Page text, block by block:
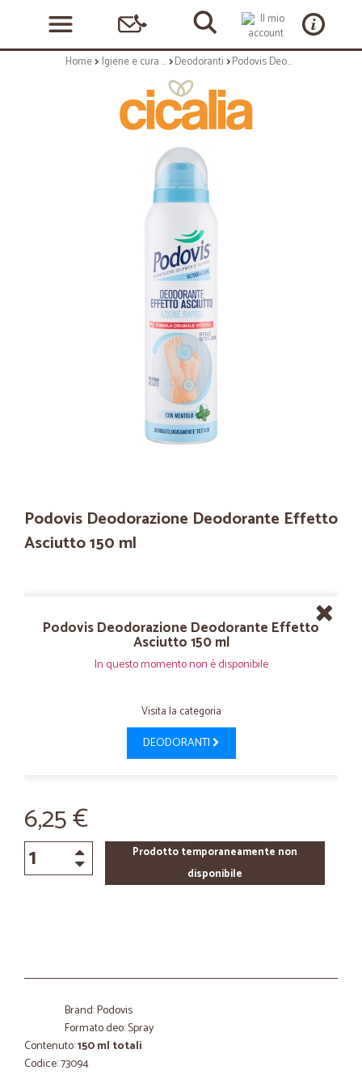
Home Igiene e cura personale Deodoranti Podovis Deodorazione Deodorante Effetto Asciutto 150 ml
Podovis Deodorazione Deodorante Effetto
Asciutto 150 ml
Podovis Deodorazione Deodorante Effetto
Asciutto 150 ml
In questo momento non è disponibile
Visita la categoria
DEODORANTI
6,25 €
Prodotto temporaneamente non
disponibile
Brand: Podovis
Formato deo: Spray
Contenuto:150 ml totali
Codice: 73094